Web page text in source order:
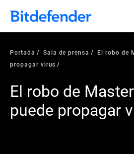
Portada Sala de prensa
El robo de
propagar virus
El robo de
puede propagar